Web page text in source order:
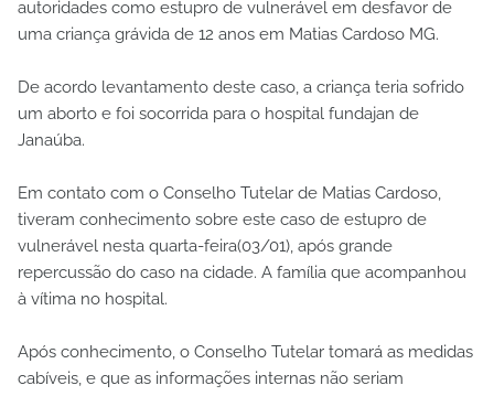
autoridades como estupro de vulnerável em desfavor de
uma criança grávida de 12 anos em Matias Cardoso MG.
De acordo levantamento deste caso, a criança teria sofrido
um aborto e foi socorrida para o hospital fundajan de
Janaúba.
Em contato com o Conselho Tutelar de Matias Cardoso,
tiveram conhecimento sobre este caso de estupro de
vulnerável nesta quarta-feira(03/01), após grande
repercussão do caso na cidade. A família que acompanhou
à vítima no hospital.
Após conhecimento, o Conselho Tutelar tomará as medidas
cabíveis, e que as informações internas não seriam